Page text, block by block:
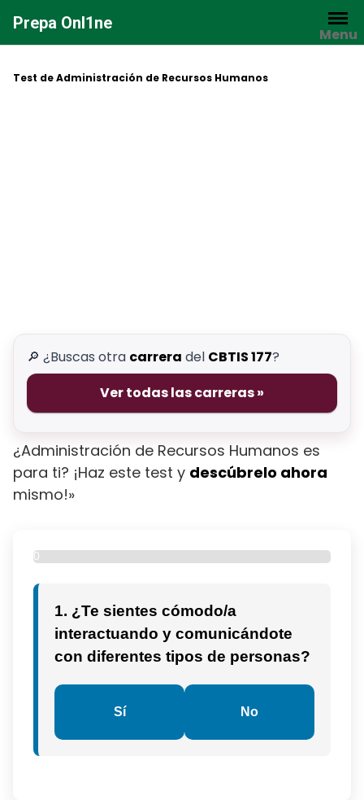
contenido
Prepa Onl1ne
Menu
Test de Administración de Recursos Humanos
🔎 ¿Buscas otra carrera del CBTIS 177?
Ver todas las carreras »
¿Administración de Recursos Humanos es
para ti? ¡Haz este test y descúbrelo ahora
mismo!»
0
1. ¿Te sientes cómodo/a
interactuando y comunicándote
con diferentes tipos de personas?
Sí No